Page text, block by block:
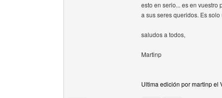
esto en serio... es en
a sus seres queridos. Es
saludos a todos,
Martinp
Ultima edición por martinp el